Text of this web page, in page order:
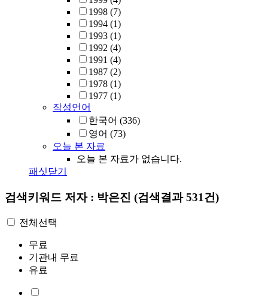
1998 (7)
1994 (1)
1993 (1)
1992 (4)
1991 (4)
1987 (2)
1978 (1)
1977 (1)
작성언어
한국어 (336)
영어 (73)
오늘 본 자료
오늘 본 자료가 없습니다.
패싯닫기
검색키워드 저자 : 박은진 (검색결과 531건)
전체선택
무료
기관내 무료
유료